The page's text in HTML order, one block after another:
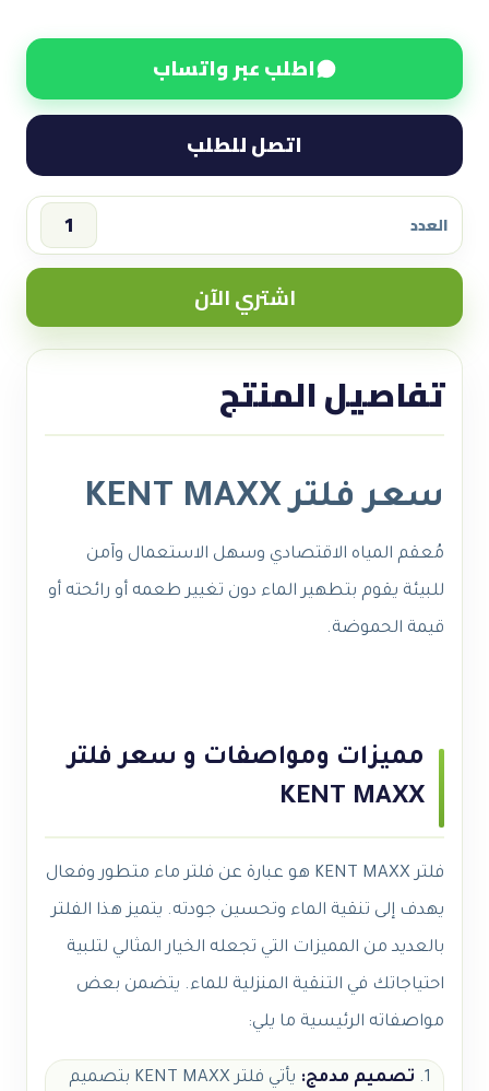
اطلب عبر واتساب
اتصل للطلب
العدد
سعر
فلتر
MAXX
quantity
اشتري الآن
تفاصيل المنتج
سعر فلتر KENT MAXX
مُعقم المياه الاقتصادي وسهل الاستعمال وآمن
للبيئة يقوم بتطهير الماء دون تغيير طعمه أو رائحته أو
قيمة الحموضة.
مميزات ومواصفات و سعر فلتر
KENT MAXX
فلتر KENT MAXX هو عبارة عن فلتر ماء متطور وفعال
يهدف إلى تنقية الماء وتحسين جودته. يتميز هذا الفلتر
بالعديد من المميزات التي تجعله الخيار المثالي لتلبية
احتياجاتك في التنقية المنزلية للماء. يتضمن بعض
مواصفاته الرئيسية ما يلي:
تصميم مدمج:
يأتي فلتر KENT MAXX بتصميم